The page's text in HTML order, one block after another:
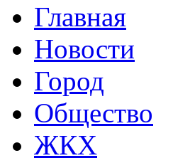
Главная
Новости
Город
Общество
ЖКХ